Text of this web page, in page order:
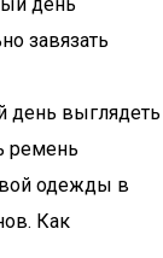
день выглядеть
ремень